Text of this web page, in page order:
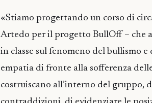
«Stiamo progettando un corso di
Artedo per il progetto BullOff – che
in classe sul fenomeno del bullismo
empatia di fronte alla sofferenza
costruiscano all’interno del gruppo,